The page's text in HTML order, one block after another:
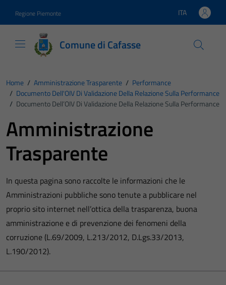
Regione Piemonte Lingua attiva:
ITA
Comune di Cafasse
Home / Amministrazione Trasparente / Performance
/ Documento Dell'OIV Di Validazione Della Relazione Sulla Performance
/ Documento Dell’OIV Di Validazione Della Relazione Sulla Performance
Amministrazione
Trasparente
In questa pagina sono raccolte le informazioni che le
Amministrazioni pubbliche sono tenute a pubblicare nel
proprio sito internet nell’ottica della trasparenza, buona
amministrazione e di prevenzione dei fenomeni della
corruzione (L.69/2009, L.213/2012, D.Lgs.33/2013,
L.190/2012).